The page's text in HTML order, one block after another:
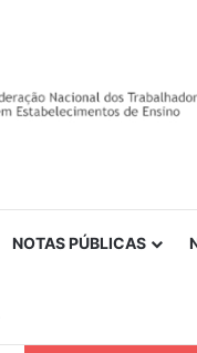
NOTAS PÚBLICAS